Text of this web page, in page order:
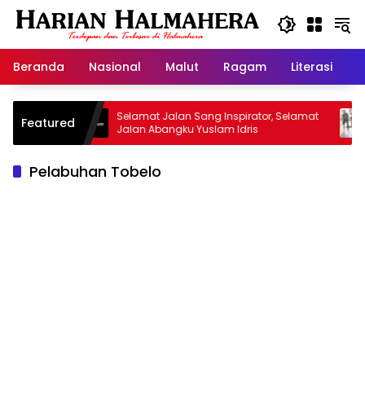
Langsung
Beranda
Nasional Malut Ragam Literasi
FeaturedSelamat Jalan Sang Inspirator, Selamat
Jalan Abangku Yuslam Idris
Pelabuhan Tobelo